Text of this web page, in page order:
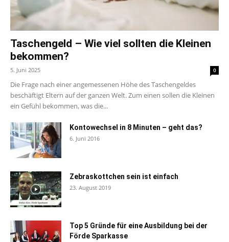
Taschengeld – Wie viel sollten die Kleinen
bekommen?
5. Juni 2025 0
Die Frage nach einer angemessenen Höhe des Taschengeldes
beschäftigt Eltern auf der ganzen Welt. Zum einen sollen die Kleinen
ein Gefühl bekommen, was die...
Kontowechsel in 8 Minuten – geht das?
6. Juni 2016
Zebraskottchen sein ist einfach
23. August 2019
Top 5 Gründe für eine Ausbildung bei der
Förde Sparkasse